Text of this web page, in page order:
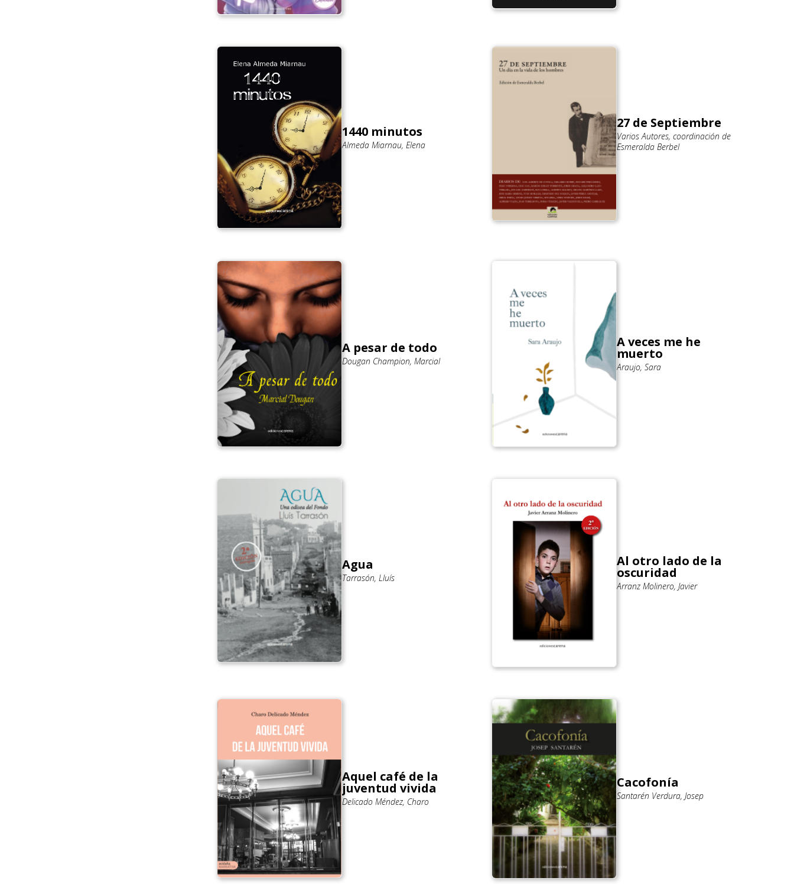
1440 minutos
Almeda Miarnau, Elena
27 de Septiembre
Varios Autores, coordinación de
Esmeralda Berbel
A pesar de todo
Dougan Champion, Marcial
A veces me he
muerto
Araujo, Sara
Agua
Tarrasón, Lluís
Al otro lado de la
oscuridad
Arranz Molinero, Javier
Aquel café de la
juventud vivida
Delicado Méndez, Charo
Cacofonía
Santarén Verdura, Josep